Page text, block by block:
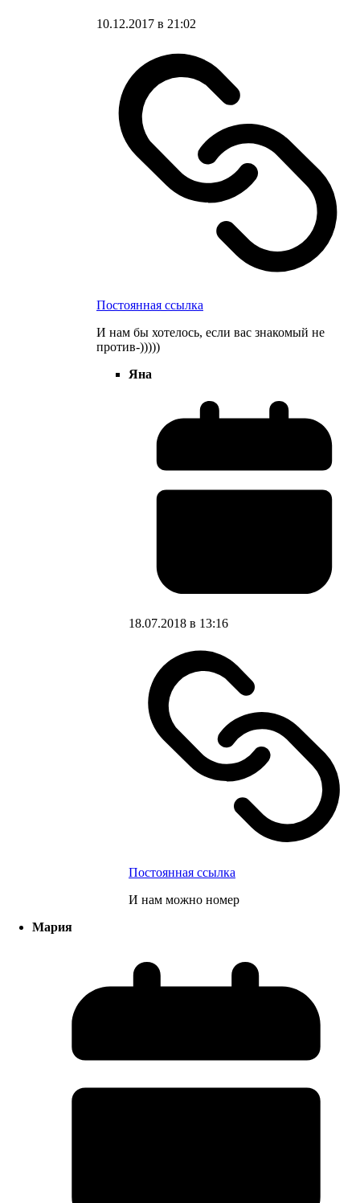
10.12.2017 в 21:02
Постоянная ссылка
И нам бы хотелось, если вас знакомый не
против-)))))
Яна
18.07.2018 в 13:16
Постоянная ссылка
И нам можно номер
Мария